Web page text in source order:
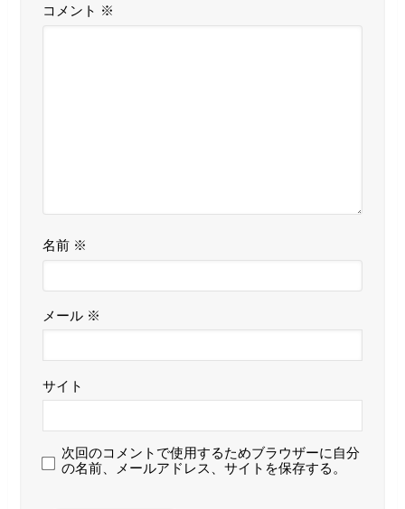
コメント ※
名前 ※
メール ※
サイト
次回のコメントで使用するためブラウザーに自分
の名前、メールアドレス、サイトを保存する。